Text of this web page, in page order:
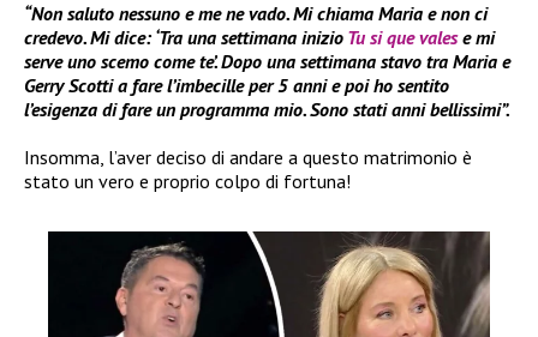
“Non saluto nessuno e me ne vado. Mi chiama Maria e non ci
credevo. Mi dice: ‘Tra una settimana inizio Tu si que valese mi
serve uno scemo come te’. Dopo una settimana stavo tra Maria e
Gerry Scotti a fare l’imbecille per 5 anni e poi ho sentito
l’esigenza di fare un programma mio. Sono stati anni bellissimi”.
Insomma, l’aver deciso di andare a questo matrimonio è
stato un vero e proprio colpo di fortuna!